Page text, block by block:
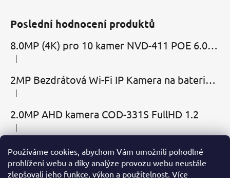
Používáme cookies, abychom Vám umožnili pohodlné
prohlížení webu a díky analýze provozu webu neustále
zlepšovali jeho funkce, výkon a použitelnost. Více
Poslední hodnocení produktů
8.0MP (4K) pro 10 kamer NVD-411 POE 6.0 Cloud
Hodnocení produktu je 5 z 5 hvězdiček.
|
2MP Bezdrátová Wi-Fi IP Kamera na baterie MBC-Cubic s mikrofonem, reproduktorem a slotem microSD
Hodnocení produktu je 2 z 5 hvězdiček.
|
2.0MP AHD kamera COD-331S FullHD 1.2
Hodnocení produktu je 5 z 5 hvězdiček.
|
Přijímáme online platby